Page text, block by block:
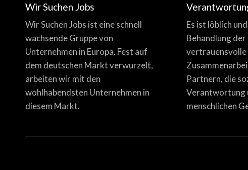
Wir Suchen Jobs
Wir Suchen Jobs ist eine schnell
wachsende Gruppe von
Unternehmen in Europa. Fest auf
dem deutschen Markt verwurzelt,
arbeiten wir mit den
wohlhabendsten Unternehmen in
diesem Markt.
Es ist löblich
Behandlung der
vertrauensvolle
Partnern, die
Verantwortung
menschlichen